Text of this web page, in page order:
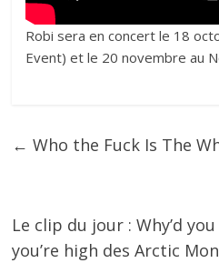
Robi sera en concert le 18
Event) et le 20 novembre au
← Who the Fuck Is The
Le clip du jour : Why’d
you’re high des Arctic